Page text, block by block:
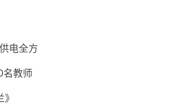
电全方
名教师